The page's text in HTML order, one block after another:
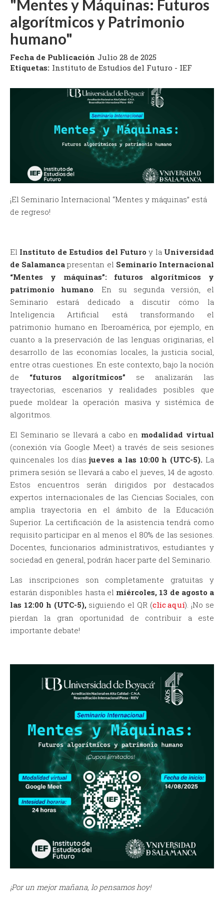
"Mentes y Máquinas: Futuros
algorítmicos y Patrimonio
humano"
Fecha de Publicación Julio 28 de 2025
Etiquetas: Instituto de Estudios del Futuro - IEF
¡El Seminario Internacional “Mentes y máquinas” está
de regreso!
El Instituto de Estudios del Futuro y la Universidad
de Salamancapresentan el Seminario Internacional
“Mentes y máquinas”: futuros algorítmicos y
patrimonio humano . En su segunda versión, el
Seminario estará dedicado a discutir cómo la
Inteligencia Artificial está transformando el
patrimonio humano en Iberoamérica, por ejemplo, en
cuanto a la preservación de las lenguas originarias, el
desarrollo de las economías locales, la justicia social,
entre otras cuestiones. En este contexto, bajo la noción
de “futuros algorítmicos” se analizarán las
trayectorias, escenarios y realidades posibles que
puede moldear la operación masiva y sistémica de
algoritmos.
El Seminario se llevará a cabo en modalidad virtual
(conexión vía Google Meet) a través de seis sesiones
quincenales los díasjueves a las 10:00 h (UTC-5). La
primera sesión se llevará a cabo el jueves, 14 de agosto.
Estos encuentros serán dirigidos por destacados
expertos internacionales de las Ciencias Sociales, con
amplia trayectoria en el ámbito de la Educación
Superior. La certificación de la asistencia tendrá como
requisito participar en al menos el 80% de las sesiones.
Docentes, funcionarios administrativos, estudiantes y
sociedad en general, podrán hacer parte del Seminario.
Las inscripciones son completamente gratuitas y
estarán disponibles hasta el miércoles, 13 de agosto a
las 12:00 h (UTC-5), siguiendo el QR (clic aquí). ¡No se
pierdan la gran oportunidad de contribuir a este
importante debate!
¡Por un mejor mañana, lo pensamos hoy!